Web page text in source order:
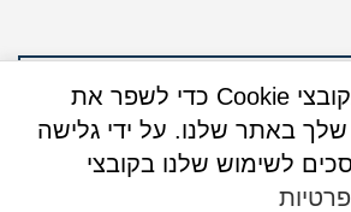
אנו משתמשים בקובצי Cookie כדי לשפר את
באתר שלנו. על ידי גלישה
לשימוש שלנו בקובצי